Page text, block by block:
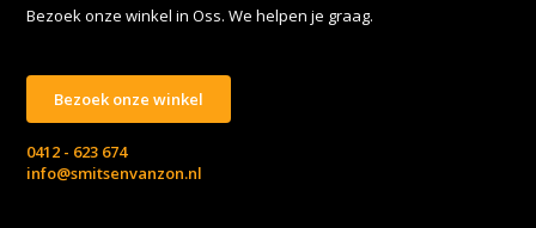
Bezoek onze winkel in Oss. We helpen je graag.
Bezoek onze winkel
0412 - 623 674
info@smitsenvanzon.nl